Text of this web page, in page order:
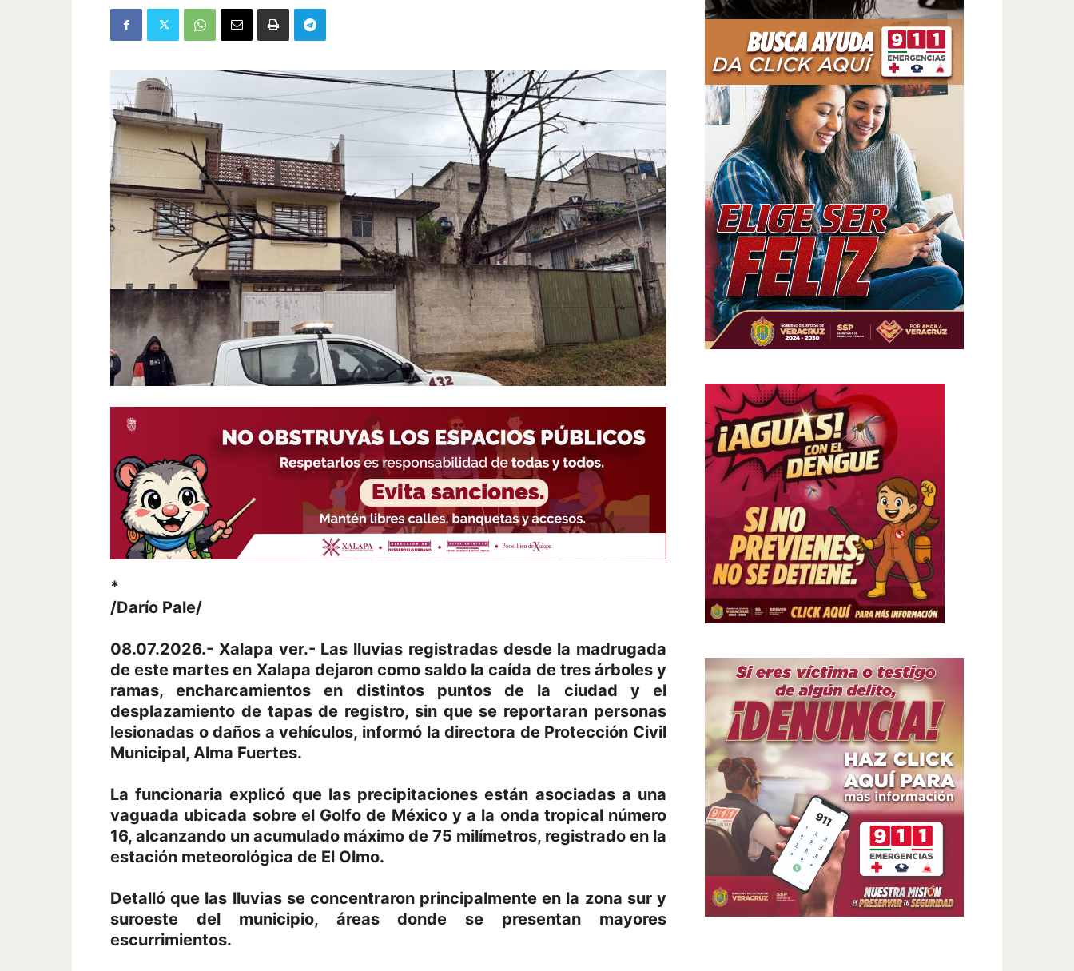
*
/Darío Pale/
08.07.2026.- Xalapa ver.- Las lluvias registradas desde la madrugada
de este martes en Xalapa dejaron como saldo la caída de tres árboles y
ramas, encharcamientos en distintos puntos de la ciudad y el
desplazamiento de tapas de registro, sin que se reportaran personas
lesionadas o daños a vehículos, informó la directora de Protección Civil
Municipal, Alma Fuertes.
La funcionaria explicó que las precipitaciones están asociadas a una
vaguada ubicada sobre el Golfo de México y a la onda tropical número
16, alcanzando un acumulado máximo de 75 milímetros, registrado en la
estación meteorológica de El Olmo.
Detalló que las lluvias se concentraron principalmente en la zona sur y
suroeste del municipio, áreas donde se presentan mayores
escurrimientos.